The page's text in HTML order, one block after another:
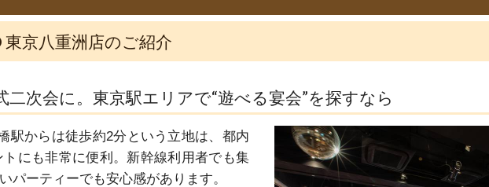
京八重洲店のご紹介
次会に。東京駅エリアで“遊べる宴会”を探すなら
駅からは徒歩約2分という立地は、都内
にも非常に便利。新幹線利用者でも集
パーティーでも安心感があります。